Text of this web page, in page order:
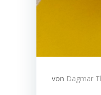
von Dagmar